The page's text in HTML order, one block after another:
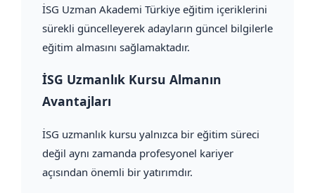
İSG Uzman Akademi Türkiye eğitim içeriklerini
sürekli güncelleyerek adayların güncel bilgilerle
eğitim almasını sağlamaktadır.
İSG Uzmanlık Kursu Almanın
Avantajları
İSG uzmanlık kursu yalnızca bir eğitim süreci
değil aynı zamanda profesyonel kariyer
açısından önemli bir yatırımdır.